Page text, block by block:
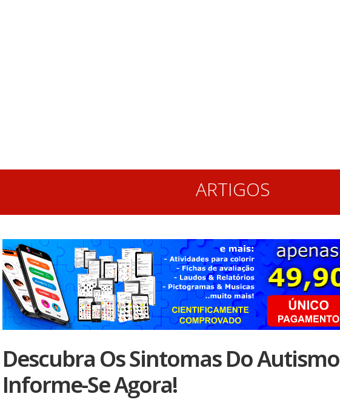
ARTIGOS
Descubra Os Sintomas Do
Informe-Se Agora!